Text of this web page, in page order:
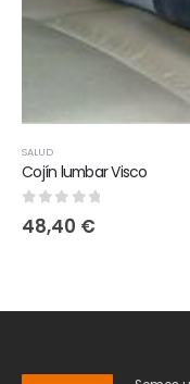
SALUD
Cojín lumbar Visco
out of 5
48,40 €